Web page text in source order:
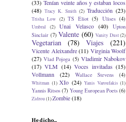
(33) Tenían veinte años y estaban locos
(48) Tracy K. Smith (2) Traducción (23)
Trisha Low (2) TS Eliot (5) Ulises (4)
Umbral (2) Unai Velasco (40)
Upton
Sinclair (7) Valente (60) Vanity Dust(2)
Vegetarian (78) Viajes (221)
Vicente Aleixandre (11) Virginia Woolf
(27) Vlad Pojoga (5) Vladimir Nabokov
(17) VLM (14) Voces invitadas (15)
Vollmann
(22) Wallace Stevens (4)
Whitman (1) XIo (24) Yanis Varoufakis (1)
Yannis Ritsos (7) Young European Poets (6)
Zidrou(1)Zombie(18)
He dicho...